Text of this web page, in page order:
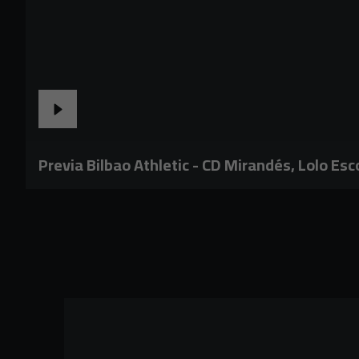
Previa Bilbao Athletic - CD Mirandés, Lolo